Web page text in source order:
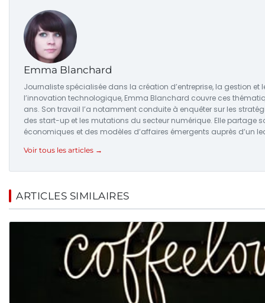
Emma Blanchard
Journaliste spécialisée dans la création d’entreprise, la gestion et
l’innovation technologique, Emma Blanchard couvre ces
ans. Son travail l’a notamment conduite à enquêter sur les
des start-up et les mutations du secteur numérique. Elle partage
économiques et des modèles d’affaires émergents auprès d’un
Voir tous les articles →
ARTICLES SIMILAIRES